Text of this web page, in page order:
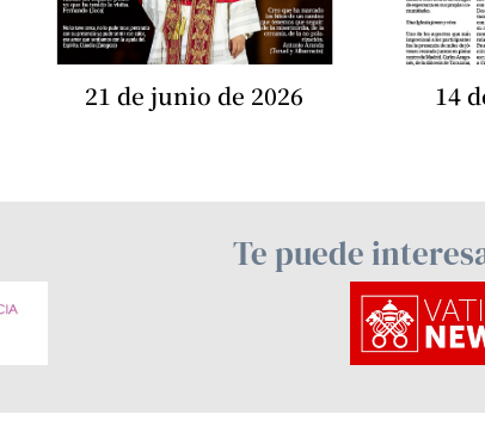
21 de junio de 2026 14
Te puede